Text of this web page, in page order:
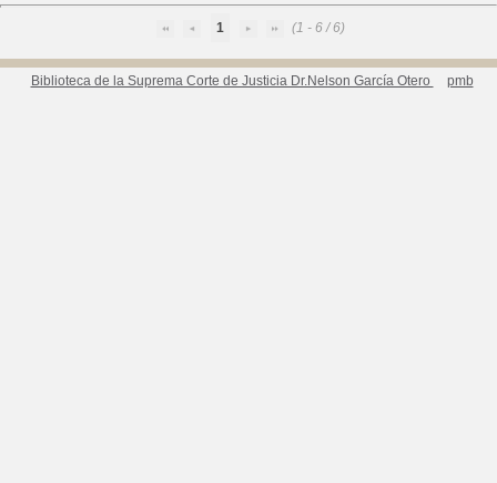
1 (1 - 6 / 6)
Biblioteca de la Suprema Corte de Justicia Dr.Nelson García Otero pmb